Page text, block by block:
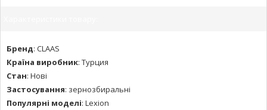
Бренд: CLAAS
Країна виробник: Турция
Стан: Нові
Застосування: зернозбиральні
Популярні моделі: Lexion